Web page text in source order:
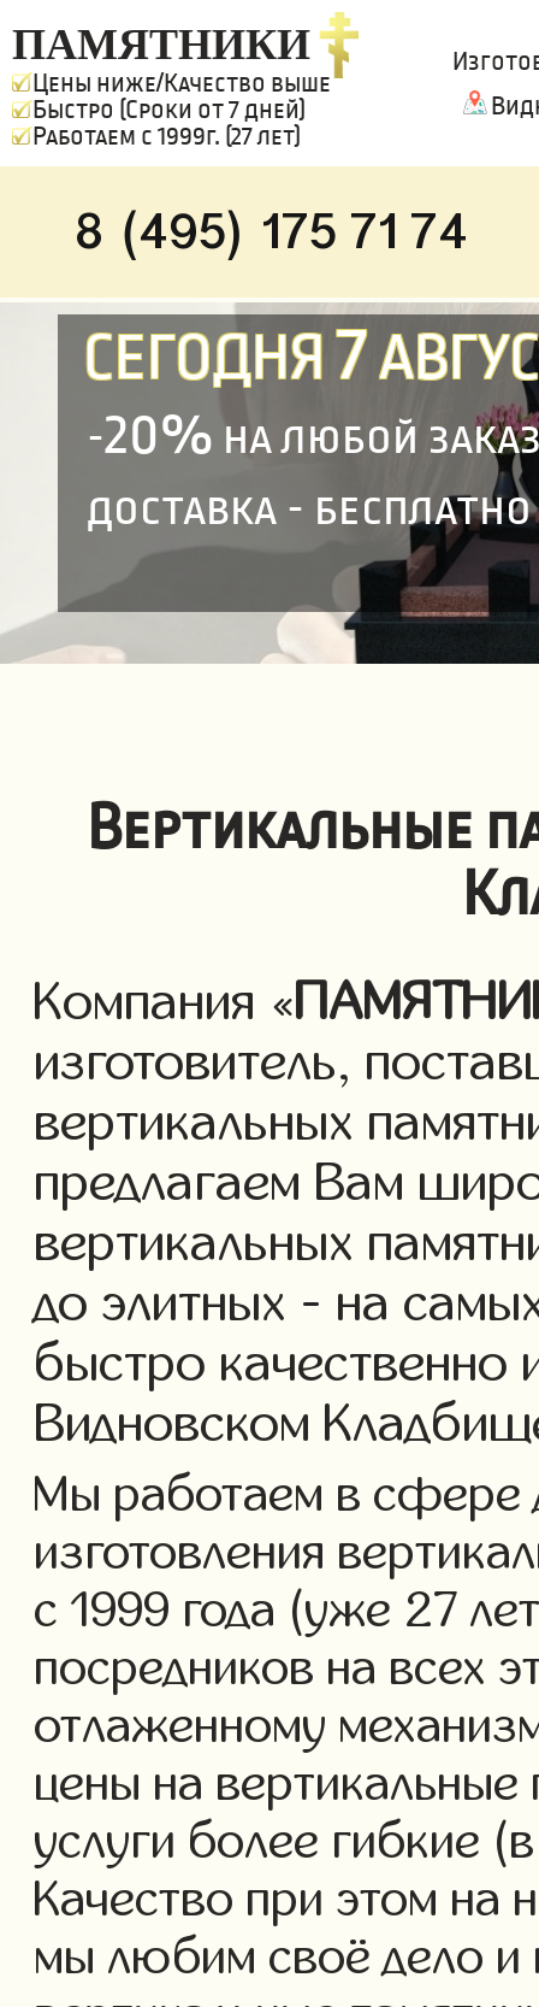
ПАМЯТНИКИ
Цены ниже/Качество выше
Быстро (Сроки от 7 дней)
Работаем с 1999г. (27 лет)
8 (495) 175 71 74
СЕГОДНЯ7
-20% на любой
доставка - бесплатно
Вертикальные
Компания «
изготовитель,
вертикальных
предлагаем Вам
вертикальных
до элитных - на
быстро
Видновском
Мы работаем в сфере
изготовления
с 1999 года (уже 27
посредников на всех
отлаженному
цены на
услуги более гибкие
Качество при этом на
мы любим своё дело и